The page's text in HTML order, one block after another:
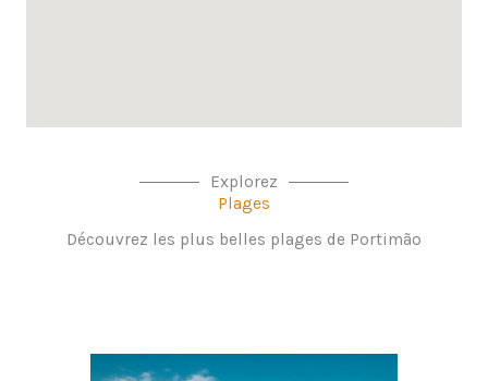
Explorez
Plages
Découvrez les plus belles plages de Portimão